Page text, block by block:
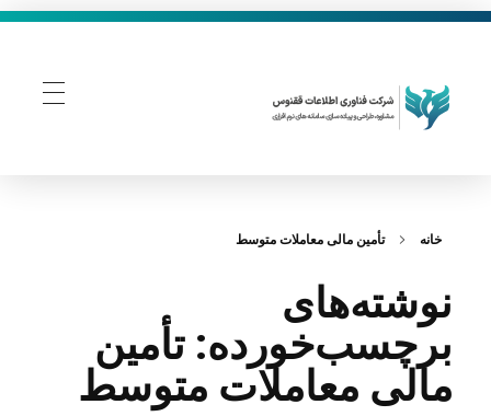
خانه تأمین مالی معاملات متوسط
نوشته‌های
برچسب‌خورده: تأمین
مالی معاملات متوسط